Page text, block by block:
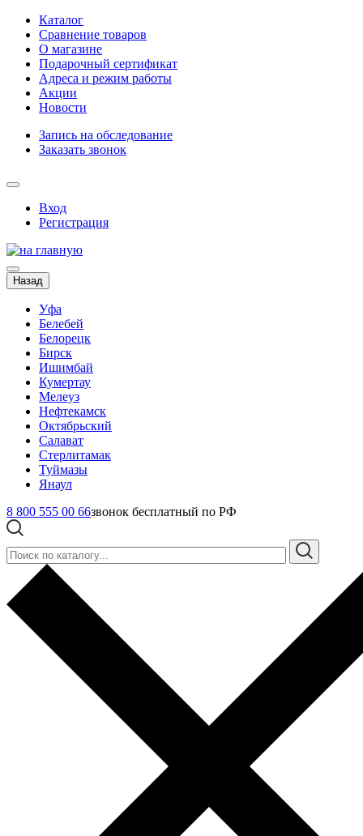
Каталог
Сравнение товаров
О магазине
Подарочный сертификат
Адреса и режим работы
Акции
Новости
Запись на обследование
Заказать звонок
Вход
Регистрация
Назад
Уфа
Белебей
Белорецк
Бирск
Ишимбай
Кумертау
Мелеуз
Нефтекамск
Октябрьский
Салават
Стерлитамак
Туймазы
Янаул
8 800 555 00 66звонок бесплатный по РФ